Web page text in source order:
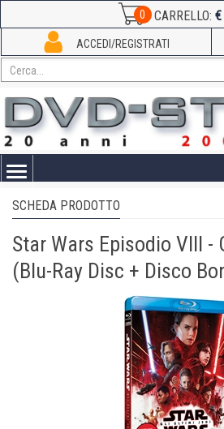
0 CARRELLO: €
ACCEDI/REGISTRATI
Toggle
SCHEDA PRODOTTO
Star Wars Episodio VIII
(Blu-Ray Disc + Disco